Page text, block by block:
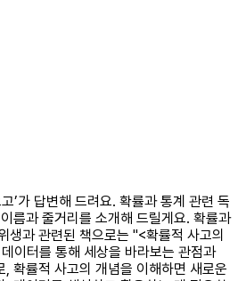
’가 답변해 드려요. 확률과 통계 관련 독
름과 줄거리를 소개해 드릴게요. 확률과
생과 관련된 책으로는 "<확률적 사고의
이터를 통해 세상을 바라보는 관점과
확률적 사고의 개념을 이해하면 새로운